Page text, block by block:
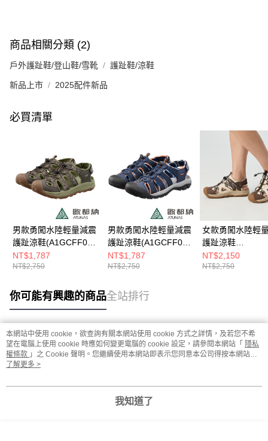
商品相關分類 (2)
戶外護趾鞋/登山鞋/雪靴 護趾鞋/涼鞋
新品上市 2025配件新品
必買清單
男款勇闖水陸輕量減震
護趾涼鞋(A1GCFF04
橄綠/護趾/朔溪涼鞋/快
乾/機能涼鞋/厚底減震)
NT$1,787
NT$2,750
男款勇闖水陸輕量減震
護趾涼鞋(A1GCFF02
深藍/透氣/護趾/朔溪涼
鞋/快乾/機能涼鞋)
NT$1,787
NT$2,750
女款勇闖水陸輕
護趾涼鞋
(A1GCGZ03N奶
趾/朔溪涼鞋/快乾
NT$2,150
NT$2,750
你可能有興趣的商品全站排行
熱門標籤
本網站中使用 cookie，欲查詢有關本網站使用 cookie 方式之詳情，及若您不希
望在電腦上使用 cookie 時應如何變更電腦的 cookie 設定，請參閱本網站「 隱私
權條款 」之 Cookie 聲明。您繼續使用本網站即表示您同意本公司得按本網站使
用條款之 Cookie 聲明使用 cookie。
了解更多 >
我知道了